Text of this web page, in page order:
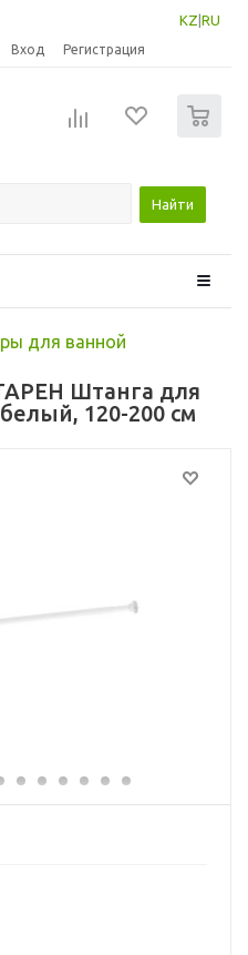
KZ RU
Вход Регистрация
Найти
для ванной
Штанга для
120-200 см